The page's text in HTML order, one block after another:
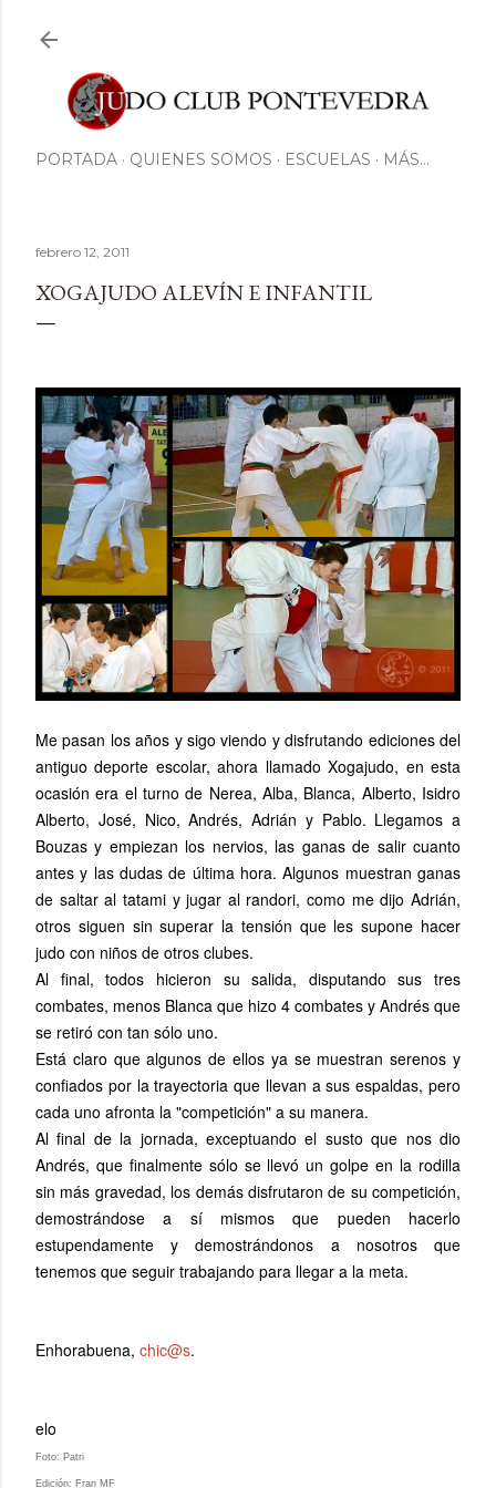
PORTADA QUIENES SOMOS ESCUELAS MÁS…
febrero 12, 2011
XOGAJUDO ALEVÍN E INFANTIL
Me pasan los años y sigo viendo y disfrutando ediciones del
antiguo deporte escolar, ahora llamado Xogajudo, en esta
ocasión era el turno de Nerea, Alba, Blanca, Alberto, Isidro
Alberto, José, Nico, Andrés, Adrián y Pablo. Llegamos a
Bouzas y empiezan los nervios, las ganas de salir cuanto
antes y las dudas de última hora. Algunos muestran ganas
de saltar al tatami y jugar al randori, como me dijo Adrián,
otros siguen sin superar la tensión que les supone hacer
judo con niños de otros clubes.
Al final, todos hicieron su salida, disputando sus tres
combates, menos Blanca que hizo 4 combates y Andrés que
se retiró con tan sólo uno.
Está claro que algunos de ellos ya se muestran serenos y
confiados por la trayectoria que llevan a sus espaldas, pero
cada uno afronta la "competición" a su manera.
Al final de la jornada, exceptuando el susto que nos dio
Andrés, que finalmente sólo se llevó un golpe en la rodilla
sin más gravedad, los demás disfrutaron de su competición,
demostrándose a sí mismos que pueden hacerlo
estupendamente y demostrándonos a nosotros que
tenemos que seguir trabajando para llegar a la meta.
Enhorabuena, chic@s.
elo
Foto: Patri
Edición: Fran MF